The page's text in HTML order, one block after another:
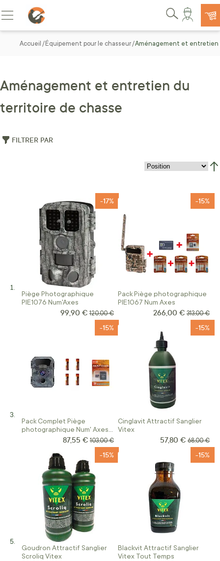
Allez au contenu
Basculer la navigation
Rechercher
Accueil Équipement pour le chasseur Aménagement et entretien
Aménagement et entretien du
territoire de chasse
FILTRER PAR
Piège Photographique
PIE1076 Num'Axes
-17%
Prix Spécial
99,90 € Prix normal
120,00 €
Pack Piège photographique
PIE1067 Num Axes
-15%
Prix Spécial
266,00 € Prix normal
313,00 €
Pack Complet Piège
photographique Num' Axes
-15%
Prix Spécial
87,55 € Prix normal
103,00 €
Cinglavit Attractif Sanglier
Vitex
-15%
Prix Spécial
57,80 € Prix
68,00 €
Goudron Attractif Sanglier
Scroliq Vitex
-15%
Blackvit Attractif Sanglier
Vitex Tout Temps
-15%